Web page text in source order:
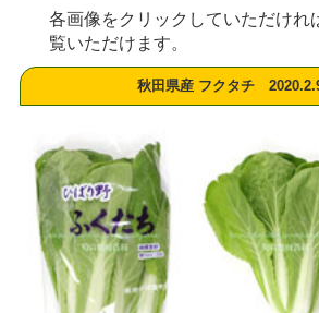
各画像をクリックしていただけれ
覧いただけます。
秋田県産 フクタチ